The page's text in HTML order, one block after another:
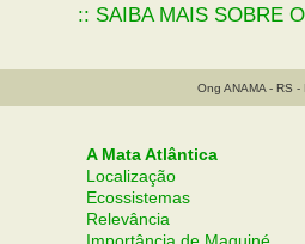
:: SAIBA MAIS SOBRE
Ong ANAMA - RS
A Mata Atlântica
Localização
Ecossistemas
Relevância